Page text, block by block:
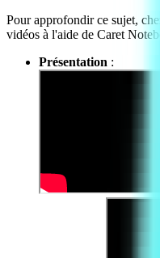
Pour approfondir ce sujet,
vidéos à l'aide de Caret
Présentation :